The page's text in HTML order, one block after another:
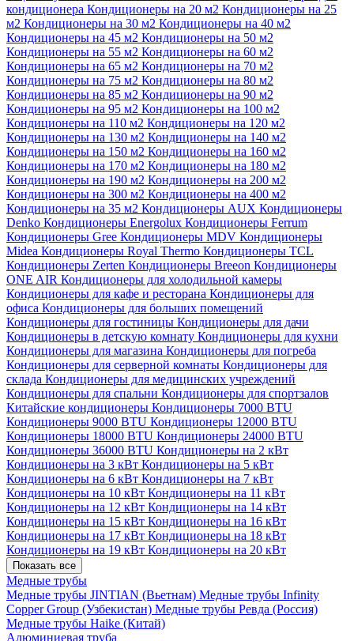
кондиционера Кондиционеры на 20 м2 Кондиционеры на 25
м2 Кондиционеры на 30 м2 Кондиционеры на 40 м2
Кондиционеры на 45 м2 Кондиционеры на 50 м2
Кондиционеры на 55 м2 Кондиционеры на 60 м2
Кондиционеры на 65 м2 Кондиционеры на 70 м2
Кондиционеры на 75 м2 Кондиционеры на 80 м2
Кондиционеры на 85 м2 Кондиционеры на 90 м2
Кондиционеры на 95 м2 Кондиционеры на 100 м2
Кондиционеры на 110 м2 Кондиционеры на 120 м2
Кондиционеры на 130 м2 Кондиционеры на 140 м2
Кондиционеры на 150 м2 Кондиционеры на 160 м2
Кондиционеры на 170 м2 Кондиционеры на 180 м2
Кондиционеры на 190 м2 Кондиционеры на 200 м2
Кондиционеры на 300 м2 Кондиционеры на 400 м2
Кондиционеры на 35 м2 Кондиционеры AUX Кондиционеры
Denko Кондиционеры Energolux Кондиционеры Ferrum
Кондиционеры Gree Кондиционеры MDV Кондиционеры
Midea Кондиционеры Royal Thermo Кондиционеры TCL
Кондиционеры Zerten Кондиционеры Breeon Кондиционеры
ONE AIR Кондиционеры для холодильной камеры
Кондиционеры для кафе и ресторана Кондиционеры для
офиса Кондиционеры для больших помещений
Кондиционеры для гостиницы Кондиционеры для дачи
Кондиционеры в детскую комнату Кондиционеры для кухни
Кондиционеры для магазина Кондиционеры для погреба
Кондиционеры для серверной комнаты Кондиционеры для
склада Кондиционеры для медицинских учреждений
Кондиционеры для спальни Кондиционеры для спортзалов
Китайские кондиционеры Кондиционеры 7000 BTU
Кондиционеры 9000 BTU Кондиционеры 12000 BTU
Кондиционеры 18000 BTU Кондиционеры 24000 BTU
Кондиционеры 36000 BTU Кондиционеры на 2 кВт
Кондиционеры на 3 кВт Кондиционеры на 5 кВт
Кондиционеры на 6 кВт Кондиционеры на 7 кВт
Кондиционеры на 10 кВт Кондиционеры на 11 кВт
Кондиционеры на 12 кВт Кондиционеры на 14 кВт
Кондиционеры на 15 кВт Кондиционеры на 16 кВт
Кондиционеры на 17 кВт Кондиционеры на 18 кВт
Кондиционеры на 19 кВт Кондиционеры на 20 кВт
Показать все
Медные трубы
Медные трубы JINTIAN (Вьетнам) Медные трубы Infinity
Copper Group (Узбекистан) Медные трубы Ревда (Россия)
Медные трубы Haike (Китай)
Алюминиевая труба